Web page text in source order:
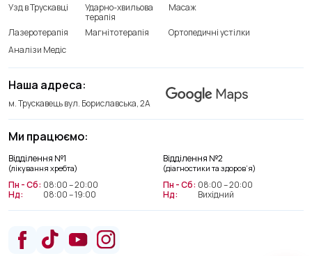
Ми працюємо:
Відділення №1
(лікування хребта)
Пн - Сб: 08:00 – 20:00
Нд:
08:00 – 19:00
Відділення №2
(діагностики та здоров’я)
Пн - Сб: 08:00 – 20:00
Нд:
Вихідний
Наша адреса:
м. Трускавець вул. Бориславська, 2А
Узд в Трускавці
Ударно-хвильова
терапія
Масаж
Лазеротерапія Магнітотерапія
Ортопедичні устілки
Аналізи Медіс
+38(066) 209 52 46
Відділення діагностики та
здоров’я